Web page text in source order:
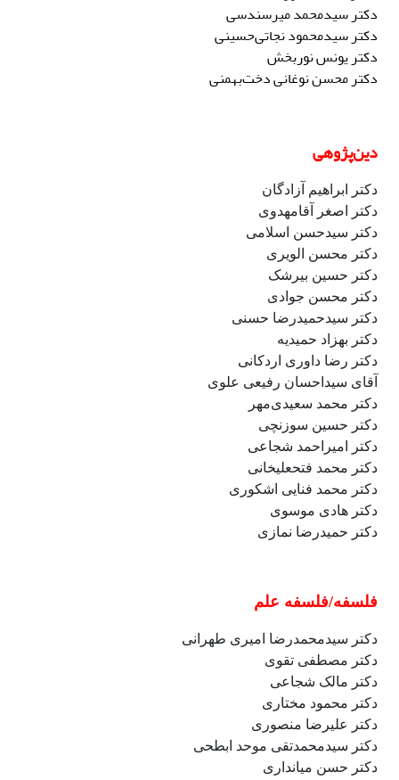
دکتر سیدمحمد میرسندسی
دکترسیدمحمود نجاتی‌حسینی
دکتریونسنوربخش
دکترمحسننوغانی دخت‌بهمنی
دین‌پژوهی
دکتر ابراهیم آزادگان
دکتر اصغر آقامهدوی
دکتر سیدحسن اسلامی
دکتر محسن الویری
دکتر حسین بیرشک
دکتر محسن جوادی
دکتر سیدحمیدرضا حسنی
دکتر بهزاد حمیدیه
دکتر رضا داوری اردکانی
آقای سیداحسان رفیعی علوی
دکتر محمد سعیدی‌مهر
دکتر حسین سوزنچی
دکتر امیراحمد شجاعی
دکتر محمد فتحعلیخانی
دکتر محمد فنایی اشکوری
دکتر هادی موسوی
دکتر حمیدرضا نمازی
فلسفه/فلسفه علم
دکتر سیدمحمدرضا امیری طهرانی
دکتر مصطفی تقوی
دکتر مالک شجاعی
دکتر محمود مختاری
دکتر
علیرضا منصوری
دکتر سیدمحمدتقی موحد ابطحی
دکتر حسن میانداری